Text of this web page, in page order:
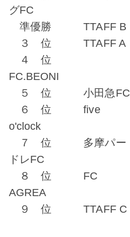
グFC
準優勝 TTAFF B
３ 位 TTAFF A
４ 位
FC.BEONI
５ 位 小田急FC
６ 位 five
o'clock
７ 位 多摩パー
ドレFC
８ 位 FC
AGREA
９ 位 TTAFF C